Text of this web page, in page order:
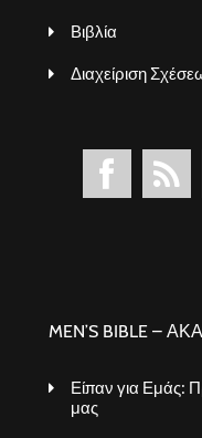
Βιβλία
Διαχείριση
MEN’S BIBLE –
Είπαν για Εμάς:
μας